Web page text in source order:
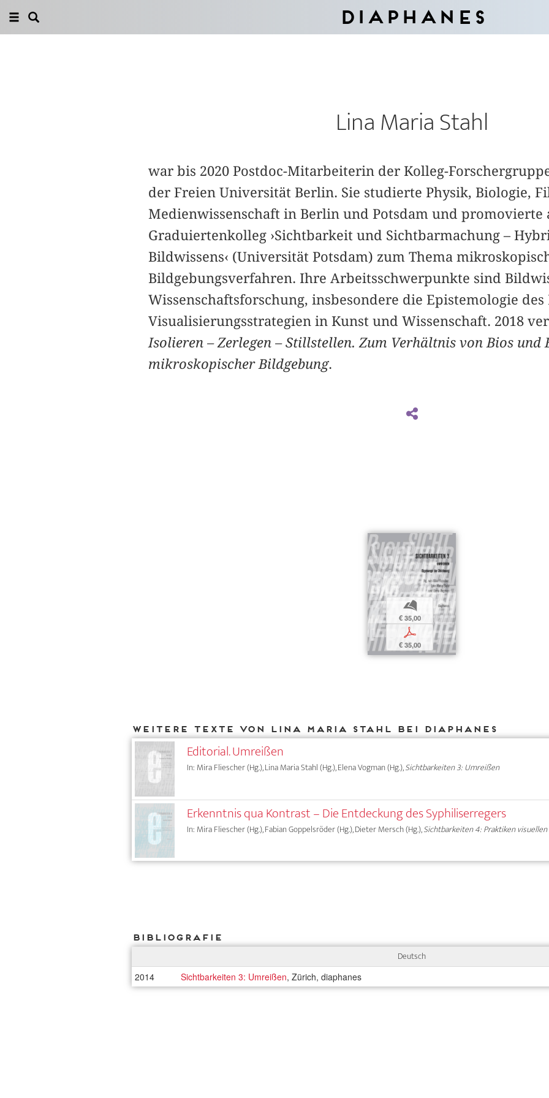
Diaphanes
Lina Maria Stahl
war bis 2020 Postdoc-Mitarbeiterin der Kolleg-
der Freien Universität Berlin. Sie studierte Physik, Biologie,
Medienwissenschaft in Berlin und Potsdam und promovierte
Graduiertenkolleg ›Sichtbarkeit und Sichtbarmachung –
Bildwissens‹ (Universität Potsdam) zum Thema
Bildgebungsverfahren. Ihre Arbeitsschwerpunkte sind
Wissenschaftsforschung, insbesondere die Epistemologie des
Visualisierungsstrategien in Kunst und ­Wissenschaft. 2018
Isolieren – Zerlegen – Stillstellen. Zum Verhältnis von Bios und
mikroskopischer Bildgebung.
b
€ 35,00
p
€ 35,00
Weitere Texte von Lina Maria Stahl bei DIAPHANES
Editorial. Umreißen
In: Mira Fliescher (Hg.), Lina Maria Stahl (Hg.), Elena Vogman (Hg.),Sichtbarkeiten 3: Umreißen
Erkenntnis qua Kontrast – Die Entdeckung des Syphiliserregers
In: Mira Fliescher (Hg.), Fabian Goppelsröder (Hg.), Dieter Mersch (Hg.),Sichtbarkeiten 4: Praktiken
Bibliografie
Deutsch
2014 Sichtbarkeiten 3: Umreißen, Zürich, diaphanes